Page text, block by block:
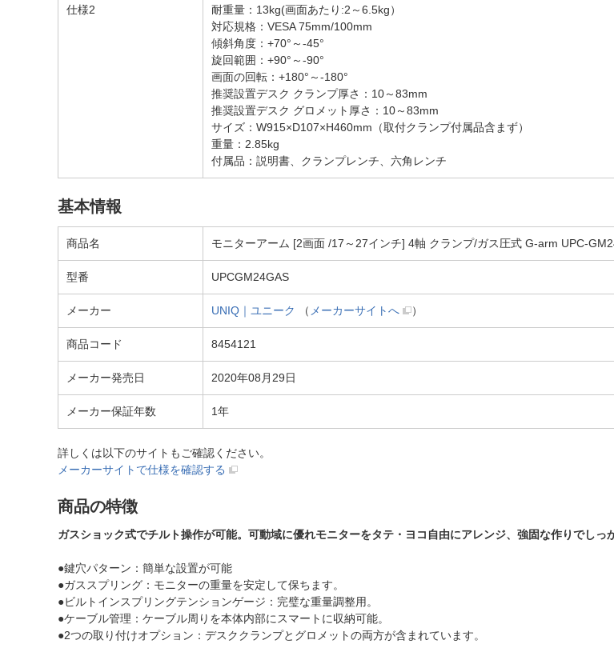
仕様2
耐重量：13kg(画面あたり:2～6.5kg）
対応規格：VESA 75mm/100mm
傾斜角度：+70°～-45°
旋回範囲：+90°～-90°
画面の回転：+180°～-180°
推奨設置デスク クランプ厚さ：10～83mm
推奨設置デスク グロメット厚さ：10～83mm
サイズ：W915×D107×H460mm（取付クランプ付属品含まず）
重量：2.85kg
付属品：説明書、クランプレンチ、六角レンチ
基本情報
商品名 モニターアーム [2画面 /17～27インチ] 4軸 クランプ/ガス圧式 G-arm UPC-
型番 UPCGM24GAS
メーカー UNIQ｜ユニーク （ メーカーサイトへ ）
商品コード 8454121
メーカー発売日 2020年08月29日
メーカー保証年数 1年
詳しくは以下のサイトもご確認ください。
メーカーサイトで仕様を確認する
商品の特徴
ガスショック式でチルト操作が可能。可動域に優れモニターをタテ・ヨコ自由にアレンジ、強固な作りでしっ
●鍵穴パターン：簡単な設置が可能
●ガススプリング：モニターの重量を安定して保ちます。
●ビルトインスプリングテンションゲージ：完璧な重量調整用。
●ケーブル管理：ケーブル周りを本体内部にスマートに収納可能。
●2つの取り付けオプション：デスククランプとグロメットの両方が含まれています。